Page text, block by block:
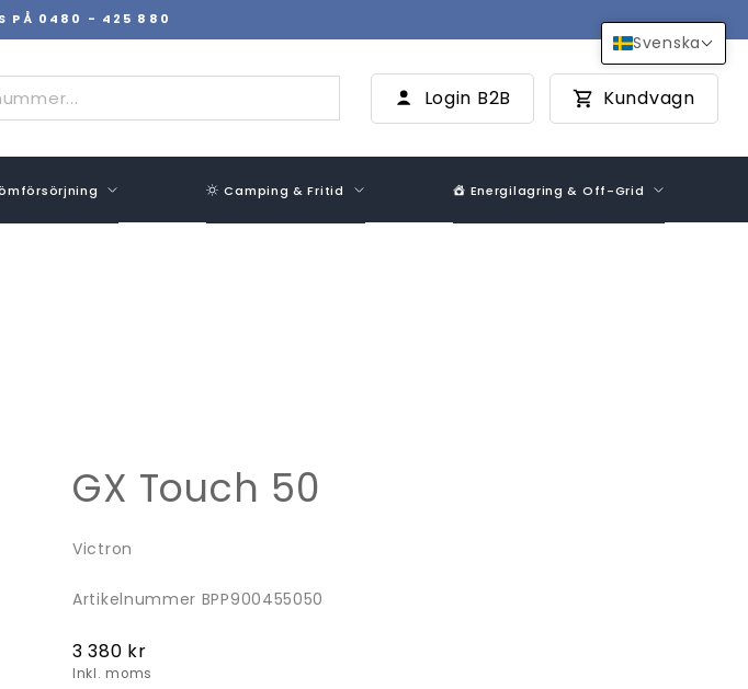
Pausa
PÅ 0480 - 425 880
Login B2B Kundvagn
Camping & Fritid Energilagring & Off-Grid
GX Touch 50
Victron
Artikelnummer BPP900455050
Ordinarie
pris
3 380 kr
Inkl. moms
Svenska